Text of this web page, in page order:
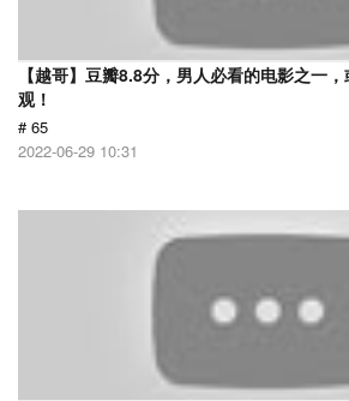
【越哥】豆瓣8.8分，男人必看的电影之一
观！
# 65
2022-06-29 10:31